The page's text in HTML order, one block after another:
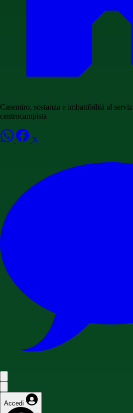
Casemiro, sostanza e imbattibilità al
centrocampista
Accedi